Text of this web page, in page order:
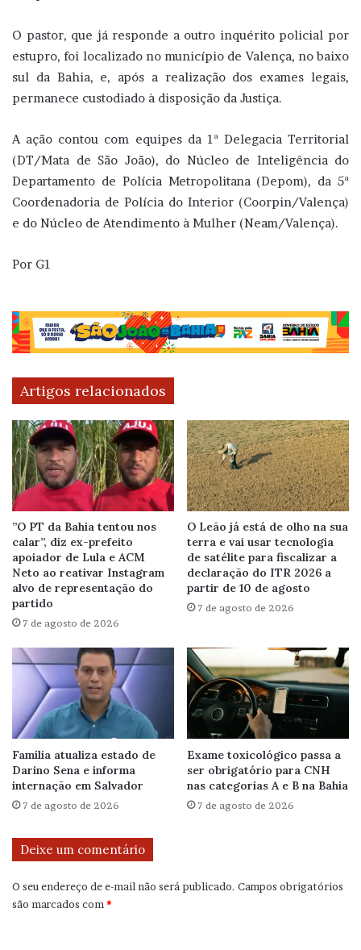
O pastor, que já responde a outro inquérito policial por
estupro, foi localizado no município de Valença, no baixo
sul da Bahia, e, após a realização dos exames legais,
permanece custodiado à disposição da Justiça.
A ação contou com equipes da 1ª Delegacia Territorial
(DT/Mata de São João), do Núcleo de Inteligência do
Departamento de Polícia Metropolitana (Depom), da 5ª
Coordenadoria de Polícia do Interior (Coorpin/Valença)
e do Núcleo de Atendimento à Mulher (Neam/Valença).
Por G1
Artigos relacionados
”O PT da Bahia tentou nos
calar”, diz ex-prefeito
apoiador de Lula e ACM
Neto ao reativar Instagram
alvo de representação do
partido
7 de agosto de 2026
O Leão já está de olho na sua
terra e vai usar tecnologia
de satélite para fiscalizar a
declaração do ITR 2026 a
partir de 10 de agosto
7 de agosto de 2026
Família atualiza estado de
Darino Sena e informa
internação em Salvador
7 de agosto de 2026
Exame toxicológico passa a
ser obrigatório para CNH
nas categorias A e B na Bahia
7 de agosto de 2026
Deixe um comentário
O seu endereço de e-mail não será publicado. Campos obrigatórios
são marcados com *